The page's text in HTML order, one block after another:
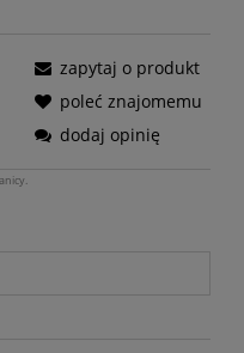
zapytaj o produkt
poleć znajomemu
dodaj opinię